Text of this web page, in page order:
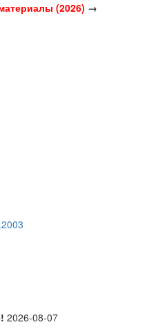
(2026) →
2026-08-07